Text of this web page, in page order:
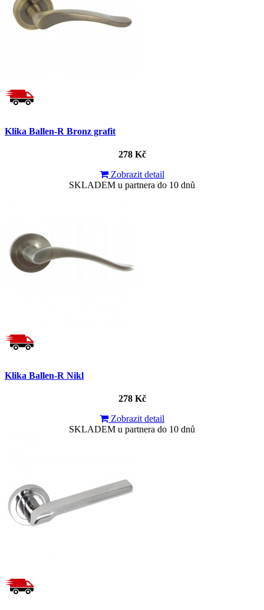
Klika Ballen-R Bronz grafit
278 Kč
Zobrazit detail
SKLADEM u partnera do 10 dnů
Klika Ballen-R Nikl
278 Kč
Zobrazit detail
SKLADEM u partnera do 10 dnů